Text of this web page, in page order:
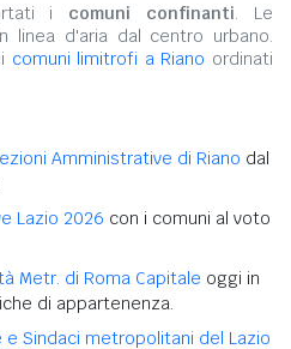
i comuni confinanti. Le
linea d'aria dal centro urbano.
comuni limitrofi a Riano ordinati
Amministrative di Riano dal
Lazio 2026 con i comuni al voto
Metr. di Roma Capitale oggi in
di appartenenza.
Sindaci metropolitani del Lazio